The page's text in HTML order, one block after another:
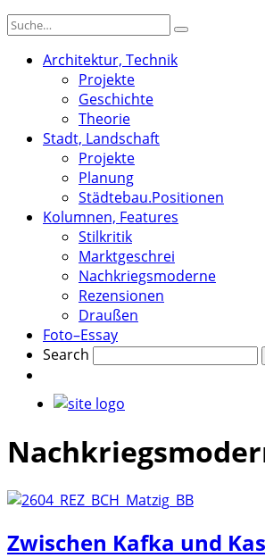
Architektur, Technik
Projekte
Geschichte
Theorie
Stadt, Landschaft
Projekte
Planung
Städtebau.Positionen
Kolumnen, Features
Stilkritik
Marktgeschrei
Nachkriegsmoderne
Rezensionen
Draußen
Foto–Essay
Search
Zwischen Kafka und